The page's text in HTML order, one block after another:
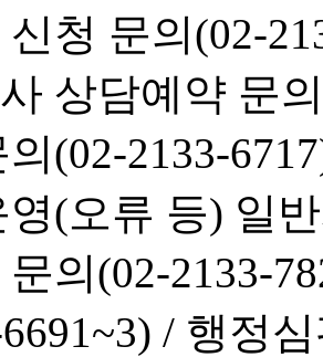
청 문의(02-
상담예약 문
(02-2133-
(오류 등) 일
의(02-2133-
/ 행정심